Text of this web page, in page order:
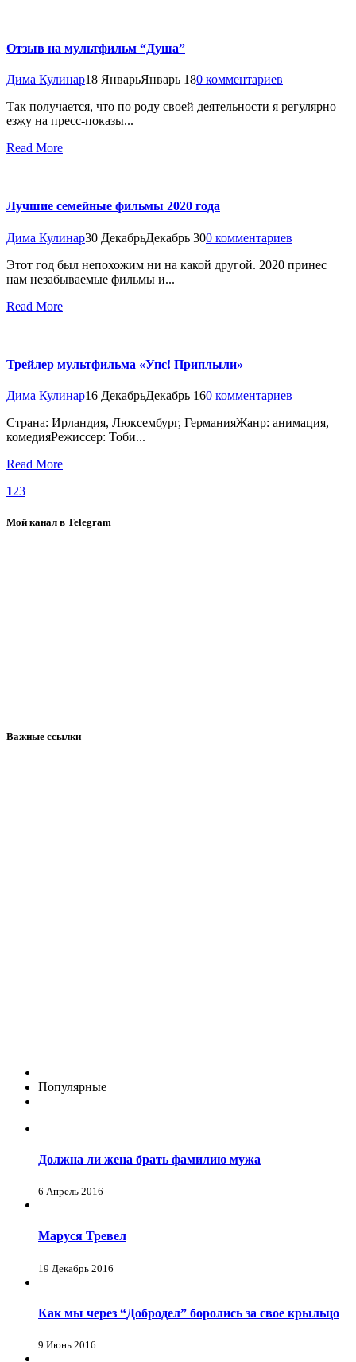
Отзыв на мультфильм “Душа”
Дима Кулинар18 ЯнварьЯнварь 180 комментариев
Так получается, что по роду своей деятельности я регулярно
езжу на пресс-показы...
Read More
Лучшие семейные фильмы 2020 года
Дима Кулинар30 ДекабрьДекабрь 300 комментариев
Этот год был непохожим ни на какой другой. 2020 принес
нам незабываемые фильмы и...
Read More
Трейлер мультфильма «Упс! Приплыли»
Дима Кулинар16 ДекабрьДекабрь 160 комментариев
Страна: Ирландия, Люксембург, ГерманияЖанр: анимация,
комедияРежиссер: Тоби...
Read More
123
Мой канал в Telegram
Важные ссылки
Популярные
Должна ли жена брать фамилию мужа
6 Апрель 2016
Маруся Тревел
19 Декабрь 2016
Как мы через “Добродел” боролись за свое крыльцо
9 Июнь 2016